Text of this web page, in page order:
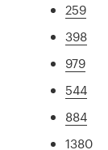
259
398
979
544
884
1380